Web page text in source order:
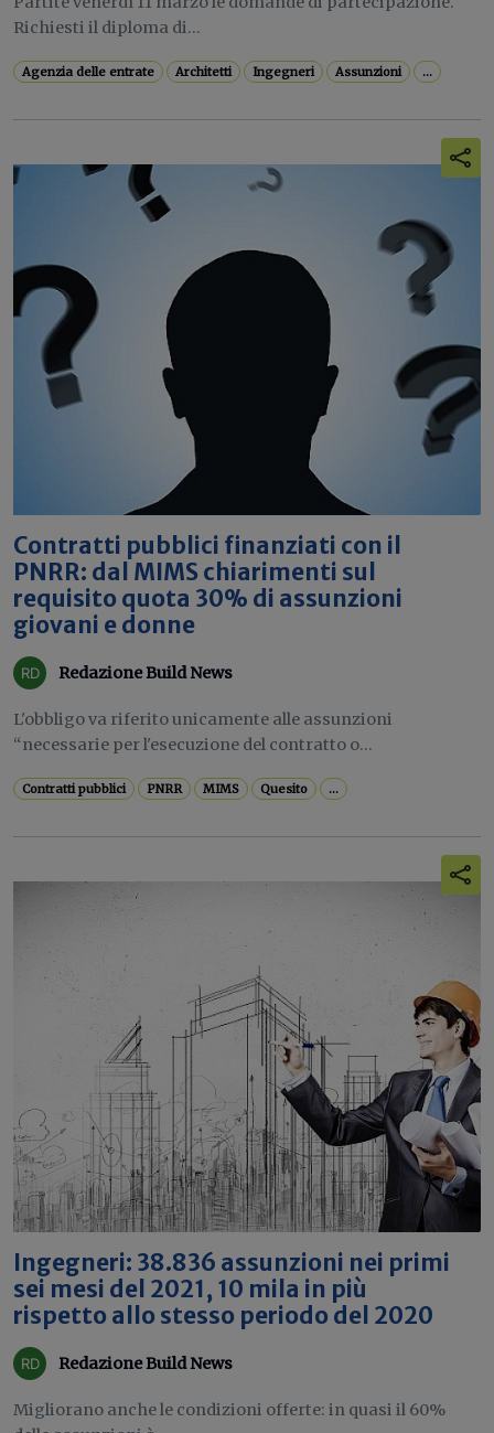
Richiesti il diploma di...
Agenzia delle entrate Architetti Ingegneri Assunzioni ...
Contratti pubblici finanziati con il
PNRR: dal MIMS chiarimenti sul
requisito quota 30% di assunzioni
giovani e donne
Redazione Build News
L'obbligo va riferito unicamente alle assunzioni
“necessarie per l'esecuzione del contratto o...
Contratti pubblici PNRR MIMS Quesito ...
Ingegneri: 38.836 assunzioni nei primi
sei mesi del 2021, 10 mila in più
rispetto allo stesso periodo del 2020
Redazione Build News
Migliorano anche le condizioni offerte: in quasi il 60%